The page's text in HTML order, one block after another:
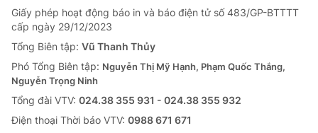
Giấy phép hoạt động báo in và báo điện tử số 483/GP-BTTTT
cấp ngày 29/12/2023
Tổng Biên tập: Vũ Thanh Thủy
Phó Tổng Biên tập: Nguyễn Thị Mỹ Hạnh, Phạm Quốc Thắng,
Nguyễn Trọng Ninh
Tổng đài VTV: 024.38 355 931 - 024.38 355 932
Ðiện thoại Thời báo VTV: 0988 671 671